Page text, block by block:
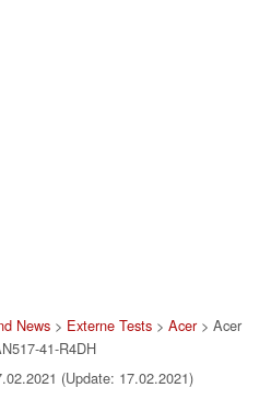
News> Externe Tests> Acer> Acer
41-R4DH
(Update: 17.02.2021)